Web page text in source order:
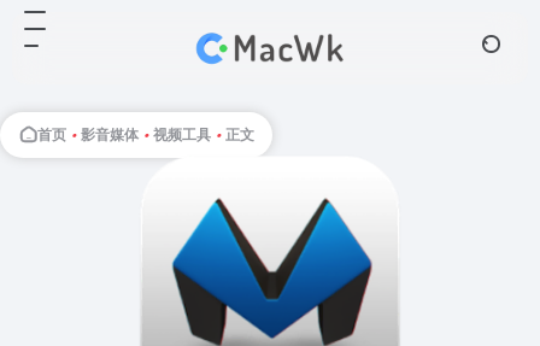
首页 • 影音媒体 • 视频工具 • 正文